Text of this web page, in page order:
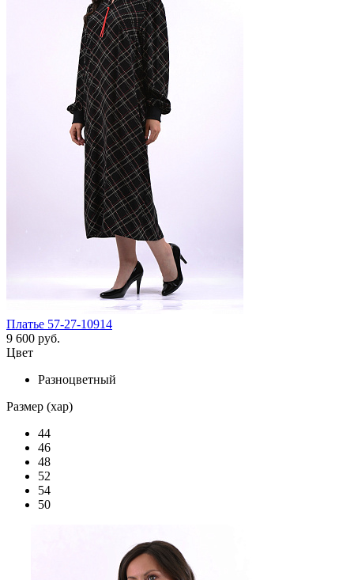
Платье 57-27-10914
9 600 руб.
Цвет
Разноцветный
Размер (хар)
44
46
48
52
54
50